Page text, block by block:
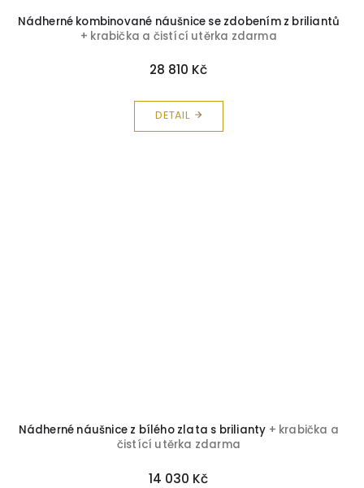
Nádherné kombinované náušnice se zdobením z briliantů
+ krabička a čistící utěrka zdarma
28 810 Kč
DETAIL
Nádherné náušnice z bílého zlata s brilianty + krabička a
čistící utěrka zdarma
14 030 Kč